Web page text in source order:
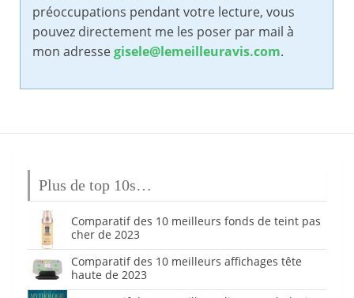
préoccupations pendant votre lecture, vous
pouvez directement me les poser par mail à
mon adressegisele@lemeilleuravis.com.
Plus de top 10s…
Comparatif des 10 meilleurs fonds de teint pas
cher de 2023
Comparatif des 10 meilleurs affichages tête
haute de 2023